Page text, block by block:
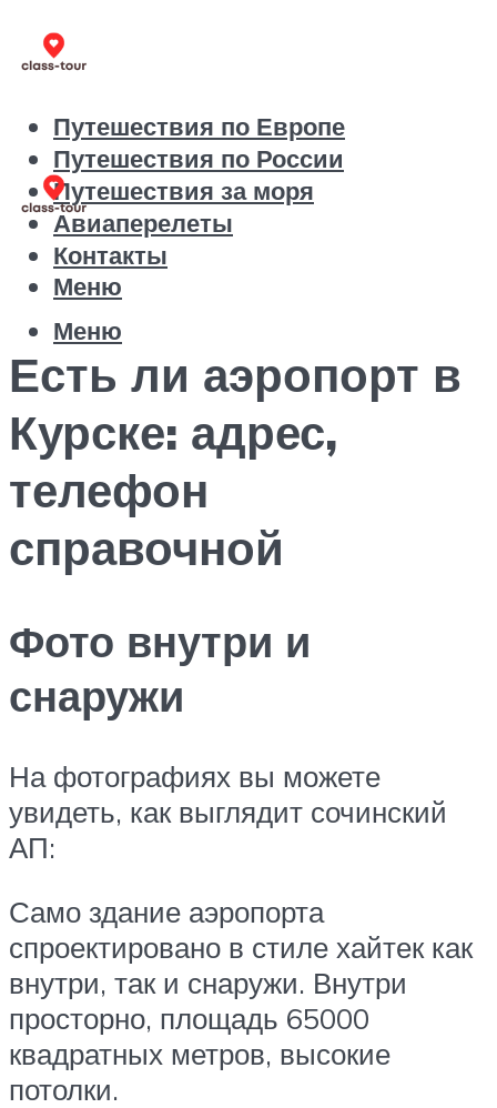
Путешествия по Европе
Путешествия по России
Путешествия за моря
Авиаперелеты
Контакты
Меню
Меню
Есть ли аэропорт в
Курске: адрес,
телефон
справочной
Фото внутри и
снаружи
На фотографиях вы можете
увидеть, как выглядит сочинский
АП:
Само здание аэропорта
спроектировано в стиле хайтек как
внутри, так и снаружи. Внутри
просторно, площадь 65000
квадратных метров, высокие
потолки.